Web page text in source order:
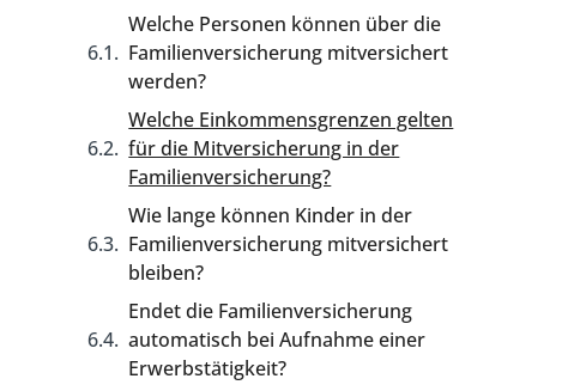
Welche Personen können über die
Familienversicherung mitversichert
werden?
Welche Einkommensgrenzen gelten
für die Mitversicherung in der
Familienversicherung?
Wie lange können Kinder in der
Familienversicherung mitversichert
bleiben?
Endet die Familienversicherung
automatisch bei Aufnahme einer
Erwerbstätigkeit?